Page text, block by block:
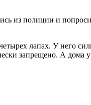
из полиции и
лапах. У него
запрещено. А дома